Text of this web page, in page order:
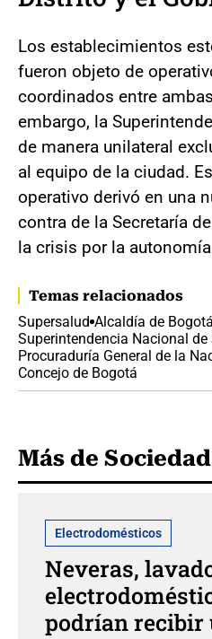
Los establecimientos
fueron objeto de
coordinados entre
embargo, la
de manera unilateral
al equipo de la ciudad.
operativo derivó en una
contra de la Secretaría
la crisis por la
Temas relacionados
Supersalud Alcaldía de Bogotá
Superintendencia Nacional de
Procuraduría General de la
Concejo de Bogotá
Más de Sociedad
Electrodomésticos
Neveras,
podrían recibir